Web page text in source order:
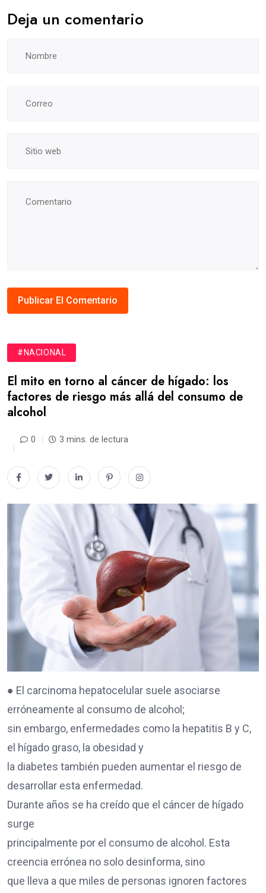
Deja un comentario
#NACIONAL
El mito en torno al cáncer de hígado: los
factores de riesgo más allá del consumo de
alcohol
0 3 mins. de lectura
● El carcinoma hepatocelular suele asociarse
erróneamente al consumo de alcohol;
sin embargo, enfermedades como la hepatitis B y C,
el hígado graso, la obesidad y
la diabetes también pueden aumentar el riesgo de
desarrollar esta enfermedad.
Durante años se ha creído que el cáncer de hígado
surge
principalmente por el consumo de alcohol. Esta
creencia errónea no solo desinforma, sino
que lleva a que miles de personas ignoren factores